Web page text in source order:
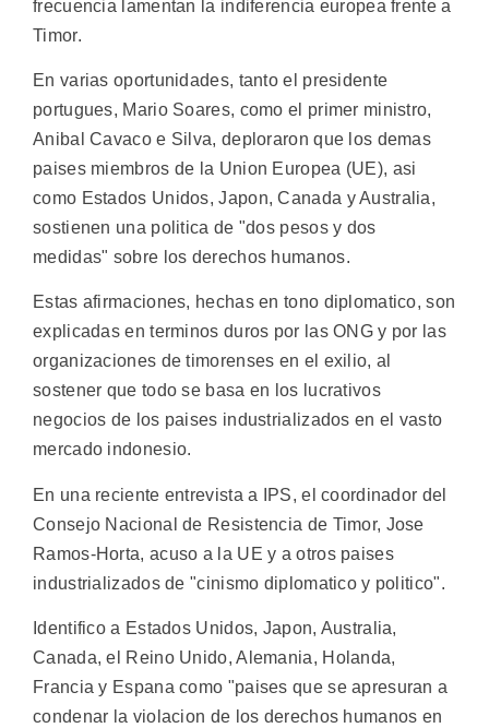
frecuencia lamentan la indiferencia europea frente a
Timor.
En varias oportunidades, tanto el presidente
portugues, Mario Soares, como el primer ministro,
Anibal Cavaco e Silva, deploraron que los demas
paises miembros de la Union Europea (UE), asi
como Estados Unidos, Japon, Canada y Australia,
sostienen una politica de "dos pesos y dos
medidas" sobre los derechos humanos.
Estas afirmaciones, hechas en tono diplomatico, son
explicadas en terminos duros por las ONG y por las
organizaciones de timorenses en el exilio, al
sostener que todo se basa en los lucrativos
negocios de los paises industrializados en el vasto
mercado indonesio.
En una reciente entrevista a IPS, el coordinador del
Consejo Nacional de Resistencia de Timor, Jose
Ramos-Horta, acuso a la UE y a otros paises
industrializados de "cinismo diplomatico y politico".
Identifico a Estados Unidos, Japon, Australia,
Canada, el Reino Unido, Alemania, Holanda,
Francia y Espana como "paises que se apresuran a
condenar la violacion de los derechos humanos en